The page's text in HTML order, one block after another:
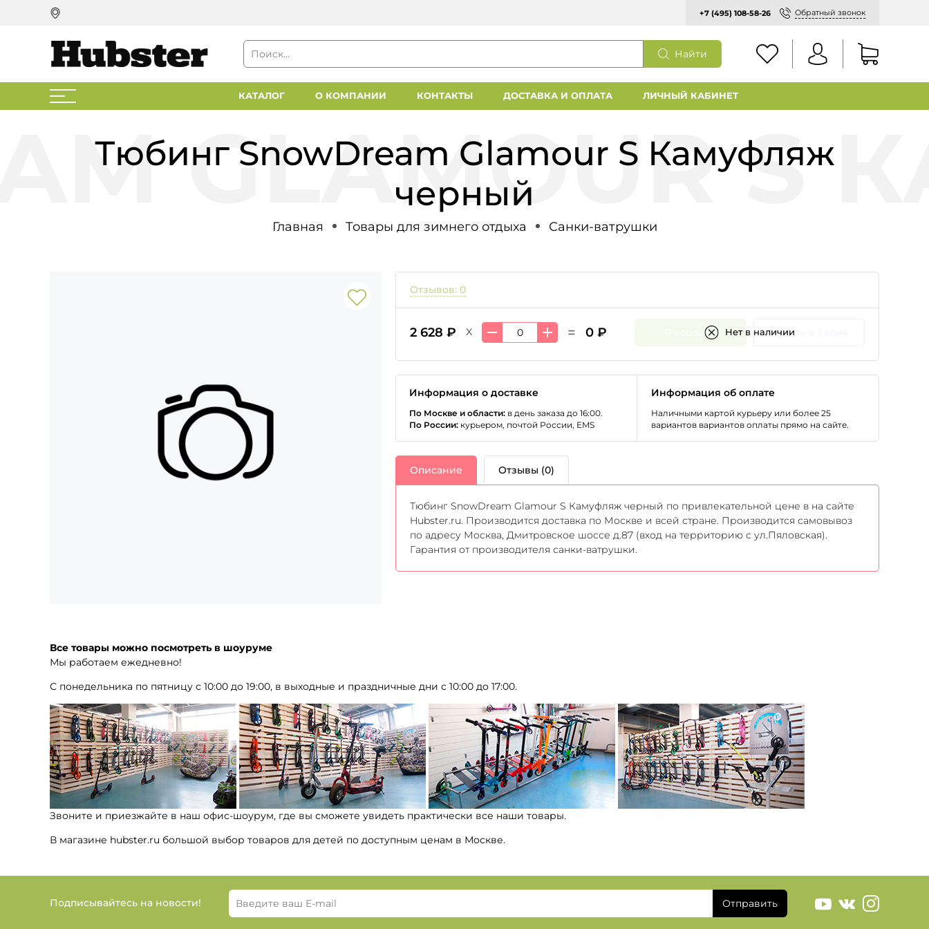
+7 (495) 108-58-26 Обратный звонок
Найти
КАТАЛОГ О КОМПАНИИ КОНТАКТЫ ДОСТАВКА И ОПЛАТА ЛИЧНЫЙ КАБИНЕТ
Тюбинг SnowDream Glamour S Камуфляж
черный
Главная Товары для зимнего отдыха Санки-ватрушки
Отзывов: 0
2 628 ₽ X = 0 ₽ Нет в наличии
В корзину Купить в 1 клик
Информация о доставке
По Москве и области: в день заказа до 16:00.
По России: курьером, почтой России, EMS
Информация об оплате
Наличными картой курьеру или более 25
вариантов вариантов оплаты прямо на сайте.
Описание Отзывы (0)
Тюбинг SnowDream Glamour S Камуфляж черный по привлекательной цене в на сайте
Hubster.ru. Производится доставка по Москве и всей стране. Производится самовывоз
по адресу Москва, Дмитровское шоссе д.87 (вход на территорию с ул.Пяловская).
Гарантия от производителя санки-ватрушки.
Все товары можно посмотреть в шоуруме
Мы работаем ежедневно!
С понедельника по пятницу с 10:00 до 19:00, в выходные и праздничные дни с 10:00 до 17:00.
Звоните и приезжайте в наш офис-шоурум, где вы сможете увидеть практически все наши товары.
В магазине hubster.ru большой выбор товаров для детей по доступным ценам в Москве.
Подписывайтесь на новости! Отправить